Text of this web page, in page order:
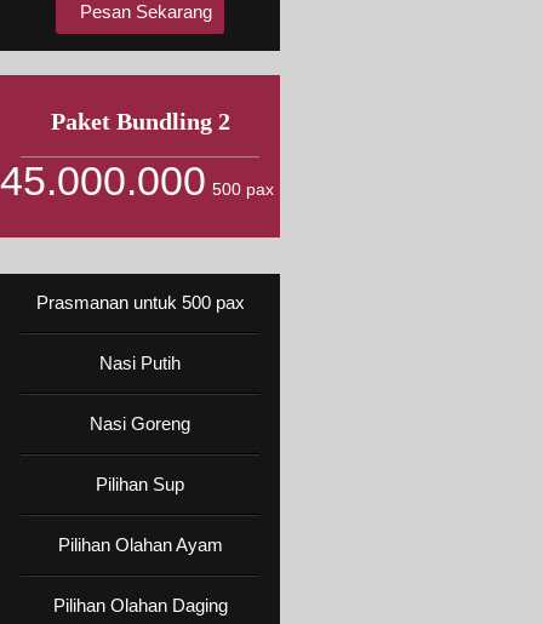
Pesan Sekarang
Paket Bundling 2
45.000.000 500 pax
Prasmanan untuk 500 pax
Nasi Putih
Nasi Goreng
Pilihan Sup
Pilihan Olahan Ayam
Pilihan Olahan Daging